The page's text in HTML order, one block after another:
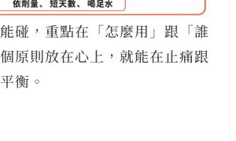
碰，重點在「怎麼用」跟「誰
原則放在心上，就能在止痛跟
衡。